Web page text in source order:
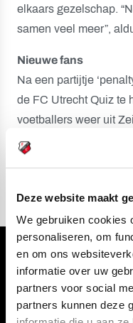
Deze website maakt
We gebruiken cookies
personaliseren, om
en om ons
informatie over uw
partners voor social
partners kunnen deze
elkaars gezelschap.
samen veel meer”,
Nieuwe fans
Na een partijtje
de FC Utrecht Quiz te
voetballers weer uit
enkele tientallen
Volg ons ook via